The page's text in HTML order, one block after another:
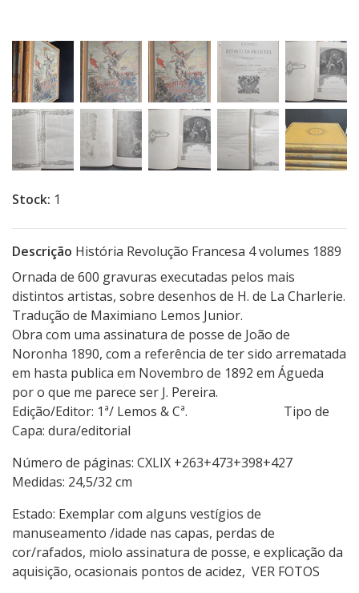
Stock: 1
Descrição História Revolução Francesa 4 volumes 1889
Ornada de 600 gravuras executadas pelos mais
distintos artistas, sobre desenhos de H. de La Charlerie.
Tradução de Maximiano Lemos Junior.
Obra com uma assinatura de posse de João de
Noronha 1890, com a referência de ter sido arrematada
em hasta publica em Novembro de 1892 em Águeda
por o que me parece ser J. Pereira.
Edição/Editor: 1ª/ Lemos & Cª. Tipo de
Capa: dura/editorial
Número de páginas: CXLIX +263+473+398+427
Medidas: 24,5/32 cm
Estado: Exemplar com alguns vestígios de
manuseamento /idade nas capas, perdas de
cor/rafados, miolo assinatura de posse, e explicação da
aquisição, ocasionais pontos de acidez, VER FOTOS